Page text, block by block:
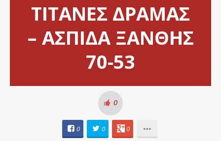
ΤΙΤΑΝΕΣ ΔΡΑΜΑΣ
– ΑΣΠΙΔΑ ΞΑΝΘΗΣ
70-53
0
0 0 0